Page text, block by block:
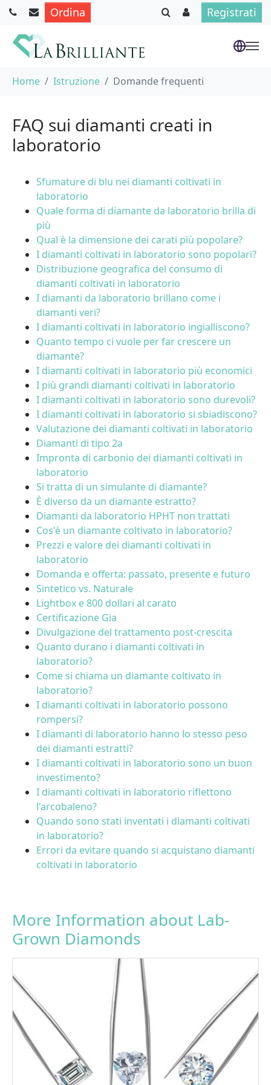
Ordina Registrati
Home Istruzione Domande frequenti
FAQ sui diamanti creati in
laboratorio
Sfumature di blu nei diamanti coltivati in
laboratorio
Quale forma di diamante da laboratorio brilla di
più
Qual è la dimensione dei carati più popolare?
I diamanti coltivati in laboratorio sono popolari?
Distribuzione geografica del consumo di
diamanti coltivati in laboratorio
I diamanti da laboratorio brillano come i
diamanti veri?
I diamanti coltivati in laboratorio ingialliscono?
Quanto tempo ci vuole per far crescere un
diamante?
I diamanti coltivati in laboratorio più economici
I più grandi diamanti coltivati in laboratorio
I diamanti coltivati in laboratorio sono durevoli?
I diamanti coltivati in laboratorio si sbiadiscono?
Valutazione dei diamanti coltivati in laboratorio
Diamanti di tipo 2a
Impronta di carbonio dei diamanti coltivati in
laboratorio
Si tratta di un simulante di diamante?
È diverso da un diamante estratto?
Diamanti da laboratorio HPHT non trattati
Cos'è un diamante coltivato in laboratorio?
Prezzi e valore dei diamanti coltivati in
laboratorio
Domanda e offerta: passato, presente e futuro
Sintetico vs. Naturale
Lightbox e 800 dollari al carato
Certificazione Gia
Divulgazione del trattamento post-crescita
Quanto durano i diamanti coltivati in
laboratorio?
Come si chiama un diamante coltivato in
laboratorio?
I diamanti coltivati in laboratorio possono
rompersi?
I diamanti di laboratorio hanno lo stesso peso
dei diamanti estratti?
I diamanti coltivati in laboratorio sono un buon
investimento?
I diamanti coltivati in laboratorio riflettono
l'arcobaleno?
Quando sono stati inventati i diamanti coltivati
in laboratorio?
Errori da evitare quando si acquistano diamanti
coltivati in laboratorio
More Information about Lab-
Grown Diamonds